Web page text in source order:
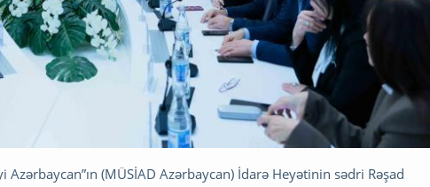
(MÜSİAD Azərbaycan) İdarə Heyətinin sədri Rəşad